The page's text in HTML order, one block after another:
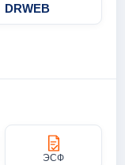
DRWEB
ЭСФ